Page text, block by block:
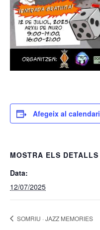
Afegeix al calendari
MOSTRA ELS DETALLS
Data:
12/07/2025
SOMRIU · JAZZ MEMORIES